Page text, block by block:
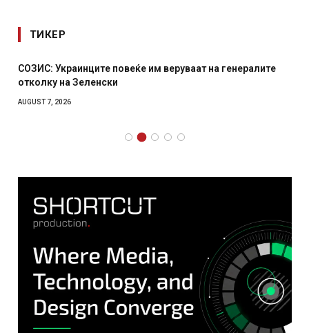
ТИКЕР
СОЗИС: Украинците повеќе им веруваат на генералите
отколку на Зеленски
AUGUST 7, 2026